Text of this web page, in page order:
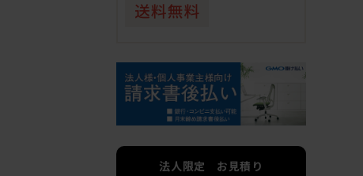
法人限定 お見積り